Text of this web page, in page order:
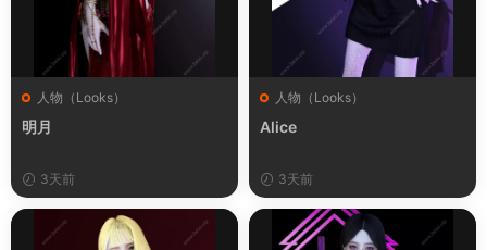
人物（Looks）
明月
3天前
人物（Looks）
Alice
3天前